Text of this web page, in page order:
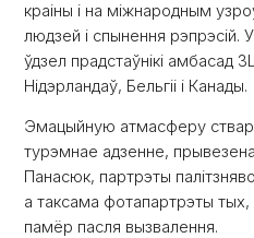
краіны і на міжнародным
людзей і спынення
ўдзел прадстаўнікі амбасад
Нідэрландаў, Бельгіі і Канады.
Эмацыйную атмасферу
турэмнае адзенне,
Панасюк, партрэты
а таксама фотапартрэты тых,
памёр пасля вызвалення.